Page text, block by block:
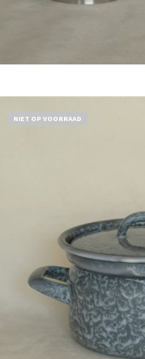
NIET OP VOORRAAD